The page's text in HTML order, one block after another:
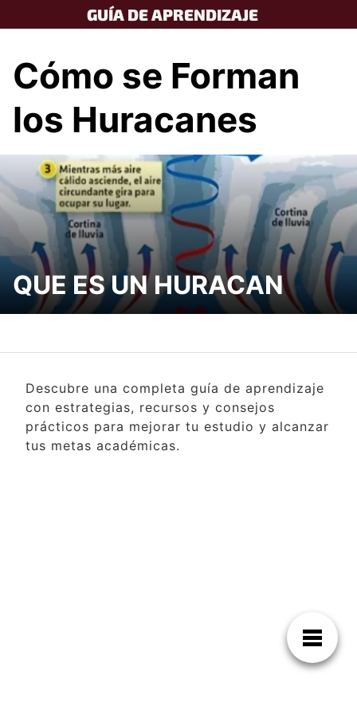
to
GUÍA DE APRENDIZAJE
Cómo se Forman
los Huracanes
QUE ES UN HURACAN
Descubre una completa guía de aprendizaje
con estrategias, recursos y consejos
prácticos para mejorar tu estudio y alcanzar
tus metas académicas.